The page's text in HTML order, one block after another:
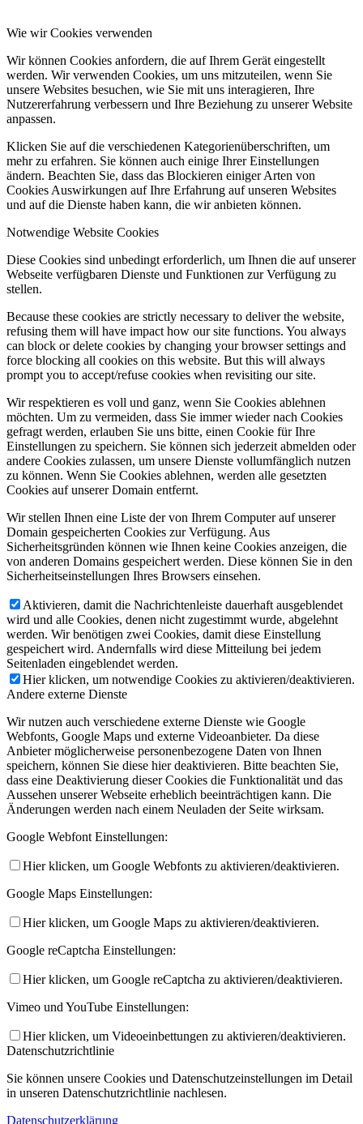
Wie wir Cookies verwenden
Wir können Cookies anfordern, die auf Ihrem Gerät eingestellt
werden. Wir verwenden Cookies, um uns mitzuteilen, wenn Sie
unsere Websites besuchen, wie Sie mit uns interagieren, Ihre
Nutzererfahrung verbessern und Ihre Beziehung zu unserer Website
anpassen.
Klicken Sie auf die verschiedenen Kategorienüberschriften, um
mehr zu erfahren. Sie können auch einige Ihrer Einstellungen
ändern. Beachten Sie, dass das Blockieren einiger Arten von
Cookies Auswirkungen auf Ihre Erfahrung auf unseren Websites
und auf die Dienste haben kann, die wir anbieten können.
Notwendige Website Cookies
Diese Cookies sind unbedingt erforderlich, um Ihnen die auf unserer
Webseite verfügbaren Dienste und Funktionen zur Verfügung zu
stellen.
Because these cookies are strictly necessary to deliver the website,
refusing them will have impact how our site functions. You always
can block or delete cookies by changing your browser settings and
force blocking all cookies on this website. But this will always
prompt you to accept/refuse cookies when revisiting our site.
Wir respektieren es voll und ganz, wenn Sie Cookies ablehnen
möchten. Um zu vermeiden, dass Sie immer wieder nach Cookies
gefragt werden, erlauben Sie uns bitte, einen Cookie für Ihre
Einstellungen zu speichern. Sie können sich jederzeit abmelden oder
andere Cookies zulassen, um unsere Dienste vollumfänglich nutzen
zu können. Wenn Sie Cookies ablehnen, werden alle gesetzten
Cookies auf unserer Domain entfernt.
Wir stellen Ihnen eine Liste der von Ihrem Computer auf unserer
Domain gespeicherten Cookies zur Verfügung. Aus
Sicherheitsgründen können wie Ihnen keine Cookies anzeigen, die
von anderen Domains gespeichert werden. Diese können Sie in den
Sicherheitseinstellungen Ihres Browsers einsehen.
Aktivieren, damit die Nachrichtenleiste dauerhaft ausgeblendet
wird und alle Cookies, denen nicht zugestimmt wurde, abgelehnt
werden. Wir benötigen zwei Cookies, damit diese Einstellung
gespeichert wird. Andernfalls wird diese Mitteilung bei jedem
Seitenladen eingeblendet werden.
Hier klicken, um notwendige Cookies zu aktivieren/deaktivieren.
Andere externe Dienste
Wir nutzen auch verschiedene externe Dienste wie Google
Webfonts, Google Maps und externe Videoanbieter. Da diese
Anbieter möglicherweise personenbezogene Daten von Ihnen
speichern, können Sie diese hier deaktivieren. Bitte beachten Sie,
dass eine Deaktivierung dieser Cookies die Funktionalität und das
Aussehen unserer Webseite erheblich beeinträchtigen kann. Die
Änderungen werden nach einem Neuladen der Seite wirksam.
Google Webfont Einstellungen:
Hier klicken, um Google Webfonts zu aktivieren/deaktivieren.
Google Maps Einstellungen:
Hier klicken, um Google Maps zu aktivieren/deaktivieren.
Google reCaptcha Einstellungen:
Hier klicken, um Google reCaptcha zu aktivieren/deaktivieren.
Vimeo und YouTube Einstellungen:
Hier klicken, um Videoeinbettungen zu aktivieren/deaktivieren.
Datenschutzrichtlinie
Sie können unsere Cookies und Datenschutzeinstellungen im Detail
in unseren Datenschutzrichtlinie nachlesen.
Datenschutzerklärung